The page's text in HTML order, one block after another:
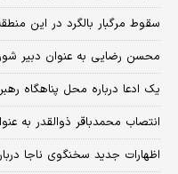
سقوط مرگبار بالگرد در این منطقه/ ۴ نفر جان
محسن رضایی به عنوان دبیر
یک ادعا درباره محل پناهگاه‌
انتصاب محمدباقر ذوالقدر به
اظهارات جدید سخنگوی ناجا